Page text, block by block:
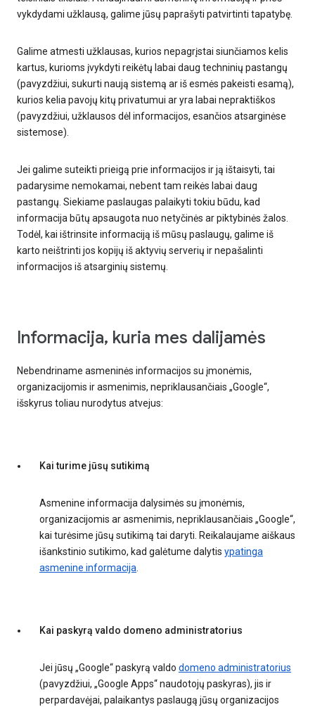
vykdydami užklausą, galime jūsų paprašyti patvirtinti tapatybę.
Galime atmesti užklausas, kurios nepagrįstai siunčiamos kelis
kartus, kurioms įvykdyti reikėtų labai daug techninių pastangų
(pavyzdžiui, sukurti naują sistemą ar iš esmės pakeisti esamą),
kurios kelia pavojų kitų privatumui ar yra labai nepraktiškos
(pavyzdžiui, užklausos dėl informacijos, esančios atsarginėse
sistemose).
Jei galime suteikti prieigą prie informacijos ir ją ištaisyti, tai
padarysime nemokamai, nebent tam reikės labai daug
pastangų. Siekiame paslaugas palaikyti tokiu būdu, kad
informacija būtų apsaugota nuo netyčinės ar piktybinės žalos.
Todėl, kai ištrinsite informaciją iš mūsų paslaugų, galime iš
karto neištrinti jos kopijų iš aktyvių serverių ir nepašalinti
informacijos iš atsarginių sistemų.
Informacija, kuria mes dalijamės
Nebendriname asmeninės informacijos su įmonėmis,
organizacijomis ir asmenimis, nepriklausančiais „Google“,
išskyrus toliau nurodytus atvejus:
Kai turime jūsų sutikimą
Asmenine informacija dalysimės su įmonėmis,
organizacijomis ar asmenimis, nepriklausančiais „Google“,
kai turėsime jūsų sutikimą tai daryti. Reikalaujame aiškaus
išankstinio sutikimo, kad galėtume dalytis ypatinga
asmenine informacija.
Kai paskyrą valdo domeno administratorius
Jei jūsų „Google“ paskyrą valdo domeno administratorius
(pavyzdžiui, „Google Apps“ naudotojų paskyras), jis ir
perpardavėjai, palaikantys paslaugą jūsų organizacijos